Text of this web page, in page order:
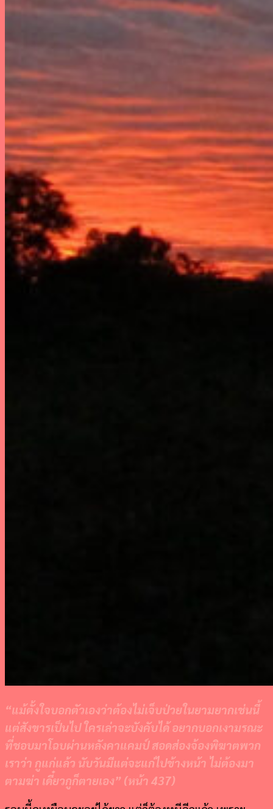
“แม้ตั้งใจบอกตัวเองว่าต้องไม่เจ็บป่วยในยามยากเช่นนี้
แต่สังขารเป็นไป ใครเล่าจะบังคับได้ อยากบอกเงามรณะ
ที่ชอบมาโฉบผ่านหลังคาแคมป์ สอดส่องจ้องพิฆาตพวก
เราว่า กูแก่แล้ว นับวันมีแต่จะแก่ไปข้างหน้า ไม่ต้องมา
ตามฆ่า เดี๋ยวกูก็ตายเอง” (หน้า 437)